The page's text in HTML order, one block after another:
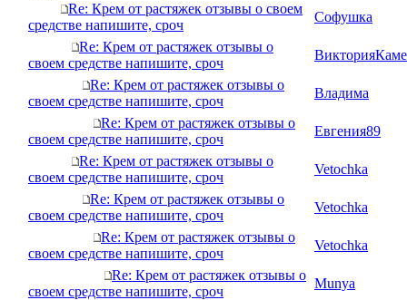
Re: Крем от растяжек отзывы о своем
средстве напишите, сроч
Софушка
Re: Крем от растяжек отзывы о
своем средстве напишите, сроч
Re: Крем от растяжек отзывы о
своем средстве напишите, сроч
Владима
Re: Крем от растяжек отзывы о
своем средстве напишите, сроч
Евгения89
Re: Крем от растяжек отзывы о
своем средстве напишите, сроч
Vetochka
Re: Крем от растяжек отзывы о
своем средстве напишите, сроч
Vetochka
Re: Крем от растяжек отзывы о
своем средстве напишите, сроч
Vetochka
Re: Крем от растяжек отзывы о
своем средстве напишите, сроч
Munya